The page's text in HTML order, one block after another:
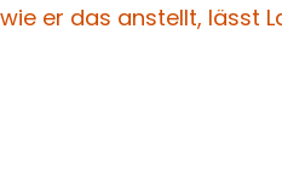
wie er das anstellt, lässt